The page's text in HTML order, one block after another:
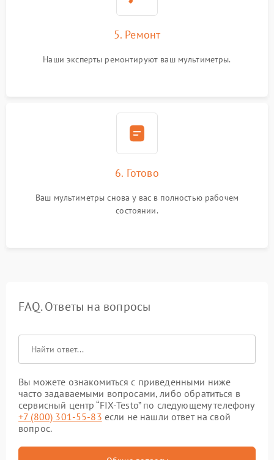
5. Ремонт
Наши эксперты ремонтируют ваш мультиметры.
6. Готово
Ваш мультиметры снова у вас в полностью рабочем
состоянии.
FAQ. Ответы на вопросы
Вы можете ознакомиться с приведенными ниже
часто задаваемыми вопросами, либо обратиться в
сервисный центр “FIX-Testo” по следующему телефону
+7 (800) 301-55-83 если не нашли ответ на свой
вопрос.